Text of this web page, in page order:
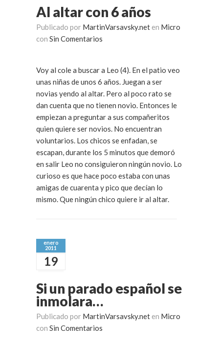
Al altar con 6 años
Publicado por MartinVarsavsky.net en Micro
con Sin Comentarios
Voy al cole a buscar a Leo (4). En el patio veo
unas niñas de unos 6 años. Juegan a ser
novias yendo al altar. Pero al poco rato se
dan cuenta que no tienen novio. Entonces le
empiezan a preguntar a sus compañeritos
quien quiere ser novios. No encuentran
voluntarios. Los chicos se enfadan, se
escapan, durante los 5 minutos que demoró
en salir Leo no consiguieron ningún novio. Lo
curioso es que hace poco estaba con unas
amigas de cuarenta y pico que decían lo
mismo. Que ningún chico quiere ir al altar.
enero
2011
19
Si un parado español se
inmolara…
Publicado por MartinVarsavsky.net en Micro
con Sin Comentarios